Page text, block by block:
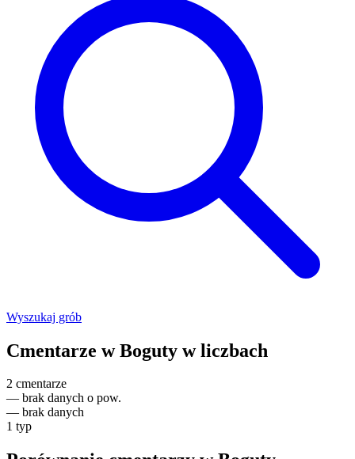
Wyszukaj grób
Cmentarze w Boguty w liczbach
2 cmentarze
— brak danych o pow.
— brak danych
1 typ